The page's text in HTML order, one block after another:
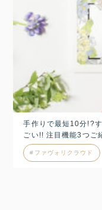
手作りで最短10分!?
ごい!! 注目機能3つご
ファヴォリクラウド